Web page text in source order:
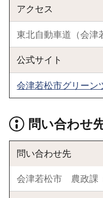
アクセス
東北自動車道（会津
公式サイト
会津若松市グリーン
問い合わせ
問い合わせ先
会津若松市 農政課